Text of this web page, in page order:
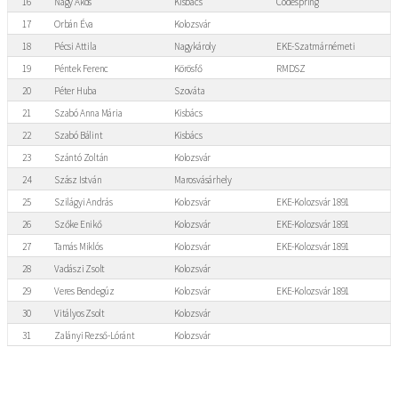
17
Orbán Éva
Kolozsvár
18
Pécsi Attila Nagykároly
EKE-Szatmárnémeti
19
Péntek Ferenc Körösfő
RMDSZ
20
Péter Huba
Szováta
21
Szabó Anna Mária
Kisbács
22
Szabó Bálint
Kisbács
23
Szántó Zoltán
Kolozsvár
24
Szász István
Marosvásárhely
25
Szilágyi András Kolozsvár
EKE-Kolozsvár 1891
26
Szőke Enikő Kolozsvár
EKE-Kolozsvár 1891
27
Tamás Miklós Kolozsvár
EKE-Kolozsvár 1891
28
Vadászi Zsolt
Kolozsvár
29
Veres Bendegúz Kolozsvár
EKE-Kolozsvár 1891
30
Vitályos Zsolt
Kolozsvár
31
Zalányi Rezső-Lóránt Kolozsvár